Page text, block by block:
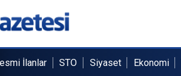
İlanlar STO Siyaset Ekonomi